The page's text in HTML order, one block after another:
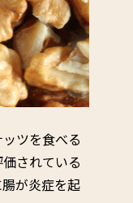
ツを食べる
されている
が炎症を起